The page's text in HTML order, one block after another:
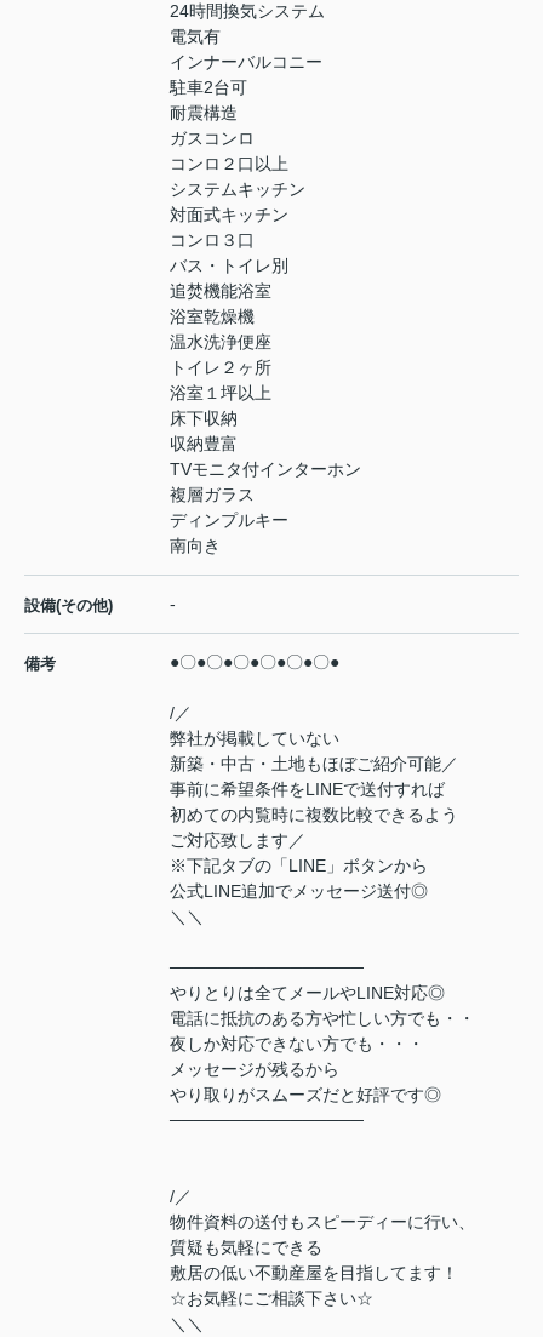
24時間換気システム
電気有
インナーバルコニー
駐車2台可
耐震構造
ガスコンロ
コンロ２口以上
システムキッチン
対面式キッチン
コンロ３口
バス・トイレ別
追焚機能浴室
浴室乾燥機
温水洗浄便座
トイレ２ヶ所
浴室１坪以上
床下収納
収納豊富
TVモニタ付インターホン
複層ガラス
ディンプルキー
南向き
設備(その他) -
備考 ●〇●〇●〇●〇●〇●〇●
/／
弊社が掲載していない
新築・中古・土地もほぼご紹介可能／
事前に希望条件をLINEで送付すれば
初めての内覧時に複数比較できるよう
ご対応致します／
※下記タブの「LINE」ボタンから
公式LINE追加でメッセージ送付◎
＼＼
────────────────
やりとりは全てメールやLINE対応◎
電話に抵抗のある方や忙しい方でも・・
夜しか対応できない方でも・・・
メッセージが残るから
やり取りがスムーズだと好評です◎
────────────────
/／
物件資料の送付もスピーディーに行い、
質疑も気軽にできる
敷居の低い不動産屋を目指してます！
☆お気軽にご相談下さい☆
＼＼